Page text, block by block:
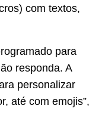
com textos,
para
responda. A
personalizar
até com emojis”,